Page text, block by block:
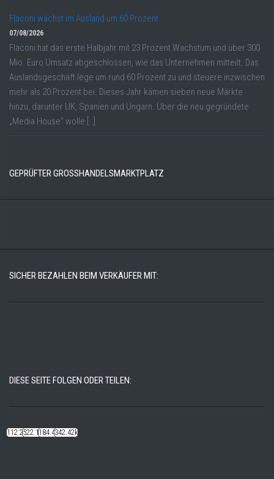
Flaconi wächst im Ausland um 60 Prozent
07/08/2026
Flaconi hat das erste Halbjahr mit 23 Prozent Wachstum und über 300
Mio. Euro Umsatz abgeschlossen, wie das Unternehmen mitteilt. Das
Auslandsgeschäft lege um rund 60 Prozent zu und steuere inzwischen
mehr als 20 Prozent bei. Dieses Jahr kämen sieben neue Märkte
hinzu, darunter UK, Spanien und Ungarn. Über die neu gegründete
„Media House“ wolle […]
GEPRÜFTER GROSSHANDELSMARKTPLATZ
SICHER BEZAHLEN BEIM VERKÄUFER MIT:
DIESE SEITE FOLGEN ODER TEILEN:
112.22k522.14k184.48k342.42k